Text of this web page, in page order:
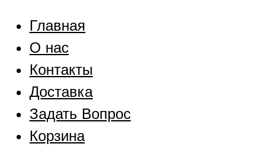
Главная
О нас
Контакты
Доставка
Задать Вопрос
Корзина